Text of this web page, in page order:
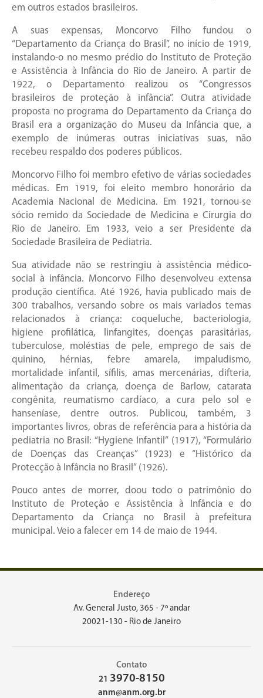
em outros estados brasileiros.
A suas expensas, Moncorvo Filho fundou o
“Departamento da Criança do Brasil”, no início de 1919,
instalando-o no mesmo prédio do Instituto de Proteção
e Assistência à Infância do Rio de Janeiro. A partir de
1922, o Departamento realizou os “Congressos
brasileiros de proteção à infância”. Outra atividade
proposta no programa do Departamento da Criança do
Brasil era a organização do Museu da Infância que, a
exemplo de inúmeras outras iniciativas suas, não
recebeu respaldo dos poderes públicos.
Moncorvo Filho foi membro efetivo de várias sociedades
médicas. Em 1919, foi eleito membro honorário da
Academia Nacional de Medicina. Em 1921, tornou-se
sócio remido da Sociedade de Medicina e Cirurgia do
Rio de Janeiro. Em 1933, veio a ser Presidente da
Sociedade Brasileira de Pediatria.
Sua atividade não se restringiu à assistência médico-
social à infância. Moncorvo Filho desenvolveu extensa
produção científica. Até 1926, havia publicado mais de
300 trabalhos, versando sobre os mais variados temas
relacionados à criança: coqueluche, bacteriologia,
higiene profilática, linfangites, doenças parasitárias,
tuberculose, moléstias de pele, emprego de sais de
quinino, hérnias, febre amarela, impaludismo,
mortalidade infantil, sífilis, amas mercenárias, difteria,
alimentação da criança, doença de Barlow, catarata
congênita, reumatismo cardíaco, a cura pelo sol e
hanseníase, dentre outros. Publicou, também, 3
importantes livros, obras de referência para a história da
pediatria no Brasil: “Hygiene Infantil” (1917), “Formulário
de Doenças das Creanças” (1923) e “Histórico da
Protecção à Infância no Brasil” (1926).
Pouco antes de morrer, doou todo o patrimônio do
Instituto de Proteção e Assistência à Infância e do
Departamento da Criança no Brasil à prefeitura
municipal. Veio a falecer em 14 de maio de 1944.
Endereço
Av. General Justo, 365 - 7º andar
20021-130 - Rio de Janeiro
Contato
21 3970-8150
anm@anm.org.br